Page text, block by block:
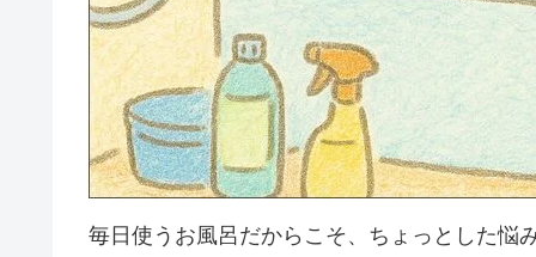
毎日使うお風呂だからこそ、ちょっとした悩